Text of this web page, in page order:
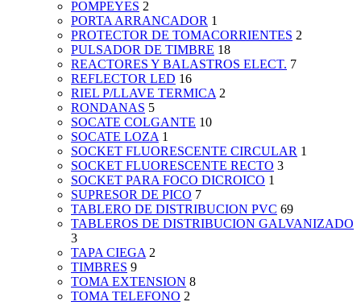
POMPEYES 2
PORTA ARRANCADOR 1
PROTECTOR DE TOMACORRIENTES 2
PULSADOR DE TIMBRE 18
REACTORES Y BALASTROS ELECT. 7
REFLECTOR LED 16
RIEL P/LLAVE TERMICA 2
RONDANAS 5
SOCATE COLGANTE 10
SOCATE LOZA 1
SOCKET FLUORESCENTE CIRCULAR 1
SOCKET FLUORESCENTE RECTO 3
SOCKET PARA FOCO DICROICO 1
SUPRESOR DE PICO 7
TABLERO DE DISTRIBUCION PVC 69
TABLEROS DE DISTRIBUCION GALVANIZADO
3
TAPA CIEGA 2
TIMBRES 9
TOMA EXTENSION 8
TOMA TELEFONO 2